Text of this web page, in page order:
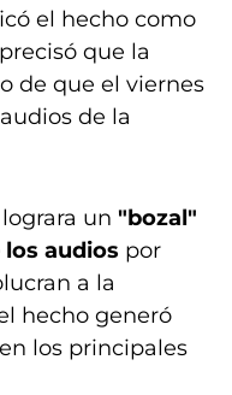
el hecho como
que la
de que el viernes
de la
lograra un "bozal"
audios por
a la
hecho generó
los principales